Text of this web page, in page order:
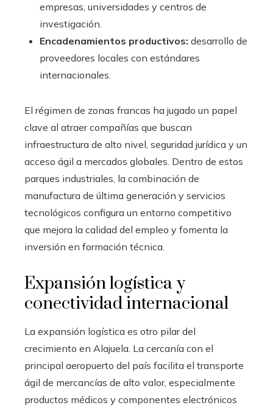
empresas, universidades y centros de
investigación.
Encadenamientos productivos: desarrollo de
proveedores locales con estándares
internacionales.
El régimen de zonas francas ha jugado un papel
clave al atraer compañías que buscan
infraestructura de alto nivel, seguridad jurídica y un
acceso ágil a mercados globales. Dentro de estos
parques industriales, la combinación de
manufactura de última generación y servicios
tecnológicos configura un entorno competitivo
que mejora la calidad del empleo y fomenta la
inversión en formación técnica.
Expansión logística y
conectividad internacional
La expansión logística es otro pilar del
crecimiento en Alajuela. La cercanía con el
principal aeropuerto del país facilita el transporte
ágil de mercancías de alto valor, especialmente
productos médicos y componentes electrónicos